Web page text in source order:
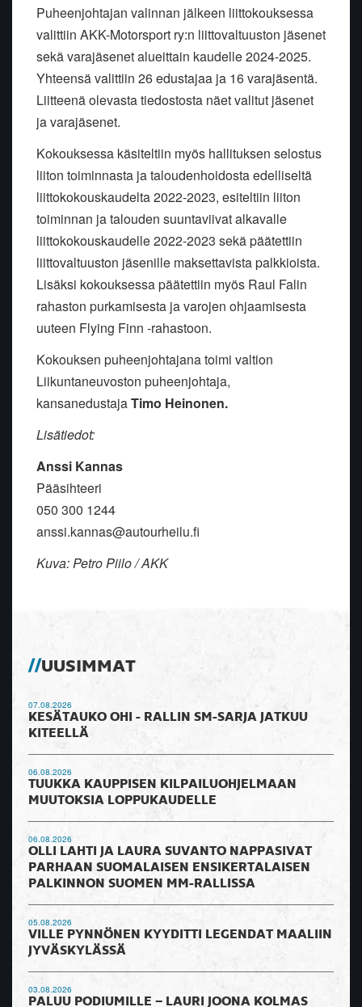
Puheenjohtajan valinnan jälkeen liittokouksessa
valittiin AKK-Motorsport ry:n liittovaltuuston jäsenet
sekä varajäsenet alueittain kaudelle 2024-2025.
Yhteensä valittiin 26 edustajaa ja 16 varajäsentä.
Liitteenä olevasta tiedostosta näet valitut jäsenet
ja varajäsenet.
Kokouksessa käsiteltiin myös hallituksen selostus
liiton toiminnasta ja taloudenhoidosta edelliseltä
liittokokouskaudelta 2022-2023, esiteltiin liiton
toiminnan ja talouden suuntaviivat alkavalle
liittokokouskaudelle 2022-2023 sekä päätettiin
liittovaltuuston jäsenille maksettavista palkkioista.
Lisäksi kokouksessa päätettiin myös Raul Falin
rahaston purkamisesta ja varojen ohjaamisesta
uuteen Flying Finn -rahastoon.
Kokouksen puheenjohtajana toimi valtion
Liikuntaneuvoston puheenjohtaja,
kansanedustajaTimo Heinonen.
Lisätiedot:
Anssi Kannas
Pääsihteeri
050 300 1244
anssi.kannas@autourheilu.fi
Kuva: Petro Piilo / AKK
UUSIMMAT
07.08.2026
KESÄTAUKO OHI - RALLIN SM-SARJA JATKUU
KITEELLÄ
06.08.2026
TUUKKA KAUPPISEN KILPAILUOHJELMAAN
MUUTOKSIA LOPPUKAUDELLE
06.08.2026
OLLI LAHTI JA LAURA SUVANTO NAPPASIVAT
PARHAAN SUOMALAISEN ENSIKERTALAISEN
PALKINNON SUOMEN MM-RALLISSA
05.08.2026
VILLE PYNNÖNEN KYYDITTI LEGENDAT MAALIIN
JYVÄSKYLÄSSÄ
03.08.2026
PALUU PODIUMILLE – LAURI JOONA KOLMAS